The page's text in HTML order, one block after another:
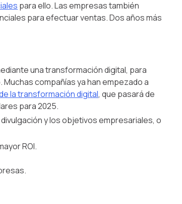
para ello. Las empresas también
para efectuar ventas. Dos años más
una transformación digital, para
compañías ya han empezado a
la transformación digital, que pasará de
para 2025.
y los objetivos empresariales, o
ROI.